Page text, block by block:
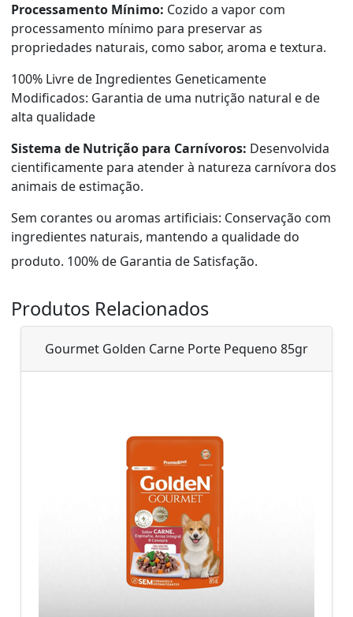
Processamento Mínimo: Cozido a vapor com
processamento mínimo para preservar as
propriedades naturais, como sabor, aroma e textura.
100% Livre de Ingredientes Geneticamente
Modificados: Garantia de uma nutrição natural e de
alta qualidade
Sistema de Nutrição para Carnívoros: Desenvolvida
cientificamente para atender à natureza carnívora dos
animais de estimação.
Sem corantes ou aromas artificiais: Conservação com
ingredientes naturais, mantendo a qualidade do
produto. 100% de Garantia de Satisfação.
Produtos Relacionados
Gourmet Golden Carne Porte Pequeno 85gr